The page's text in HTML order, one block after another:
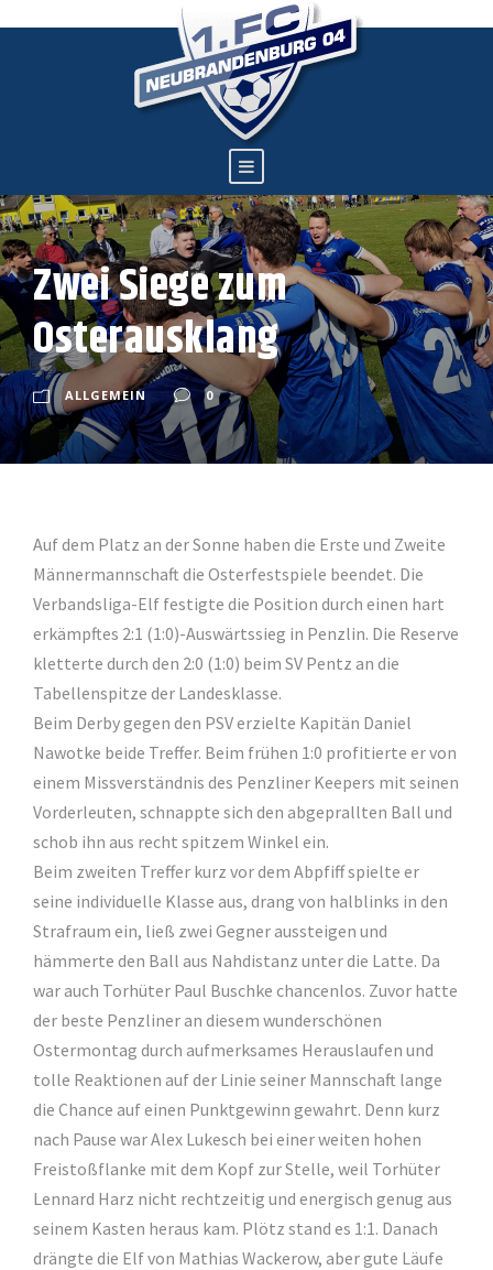
Zwei Siege zum
Osterausklang
ALLGEMEIN 0
Auf dem Platz an der Sonne haben die Erste und Zweite
Männermannschaft die Osterfestspiele beendet. Die
Verbandsliga-Elf festigte die Position durch einen hart
erkämpftes 2:1 (1:0)-Auswärtssieg in Penzlin. Die Reserve
kletterte durch den 2:0 (1:0) beim SV Pentz an die
Tabellenspitze der Landesklasse.
Beim Derby gegen den PSV erzielte Kapitän Daniel
Nawotke beide Treffer. Beim frühen 1:0 profitierte er von
einem Missverständnis des Penzliner Keepers mit seinen
Vorderleuten, schnappte sich den abgeprallten Ball und
schob ihn aus recht spitzem Winkel ein.
Beim zweiten Treffer kurz vor dem Abpfiff spielte er
seine individuelle Klasse aus, drang von halblinks in den
Strafraum ein, ließ zwei Gegner aussteigen und
hämmerte den Ball aus Nahdistanz unter die Latte. Da
war auch Torhüter Paul Buschke chancenlos. Zuvor hatte
der beste Penzliner an diesem wunderschönen
Ostermontag durch aufmerksames Herauslaufen und
tolle Reaktionen auf der Linie seiner Mannschaft lange
die Chance auf einen Punktgewinn gewahrt. Denn kurz
nach Pause war Alex Lukesch bei einer weiten hohen
Freistoßflanke mit dem Kopf zur Stelle, weil Torhüter
Lennard Harz nicht rechtzeitig und energisch genug aus
seinem Kasten heraus kam. Plötz stand es 1:1. Danach
drängte die Elf von Mathias Wackerow, aber gute Läufe